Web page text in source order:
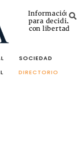
Información
para decidir
con libertad
SOCIEDAD
DIRECTORIO